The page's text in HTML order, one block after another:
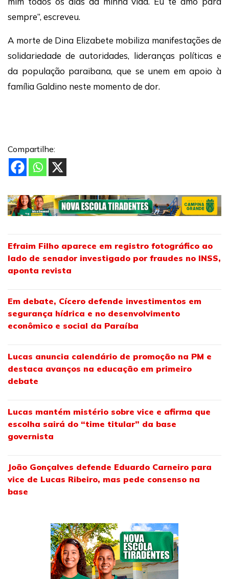
sempre”, escreveu.
A morte de Dina Elizabete mobiliza manifestações de
solidariedade de autoridades, lideranças políticas e
da população paraibana, que se unem em apoio à
família Galdino neste momento de dor.
Compartilhe:
Efraim Filho aparece em registro fotográfico ao
lado de senador investigado por fraudes no INSS,
aponta revista
Em debate, Cícero defende investimentos em
segurança hídrica e no desenvolvimento
econômico e social da Paraíba
Lucas anuncia calendário de promoção na PM e
destaca avanços na educação em primeiro
debate
Lucas mantém mistério sobre vice e afirma que
escolha sairá do “time titular” da base
governista
João Gonçalves defende Eduardo Carneiro para
vice de Lucas Ribeiro, mas pede consenso na
base